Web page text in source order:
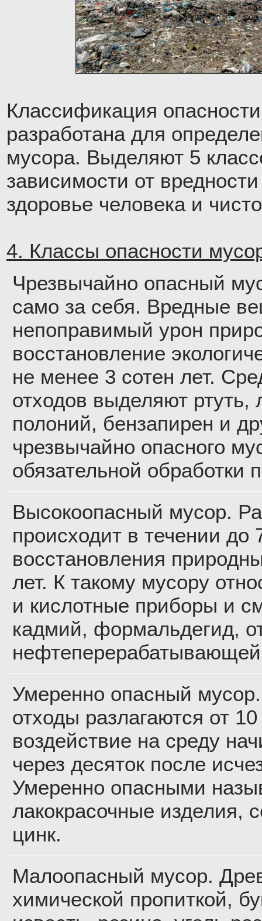
Классификация
разработана для
мусора. Выделяют 5
зависимости от
здоровье человека и
4. Классы опасности
Чрезвычайно опасный
само за себя. Вредные
непоправимый урон
восстановление
не менее 3 сотен лет.
отходов выделяют
полоний, бензапирен и
чрезвычайно опасного
обязательной обработки
Высокоопасный мусор.
происходит в течении до
восстановления
лет. К такому мусору
и кислотные приборы и
кадмий, формальдегид,
Умеренно опасный
отходы разлагаются от
воздействие на среду
через десяток после
Умеренно опасными
лакокрасочные изделия,
цинк.
Малоопасный мусор.
химической пропиткой,